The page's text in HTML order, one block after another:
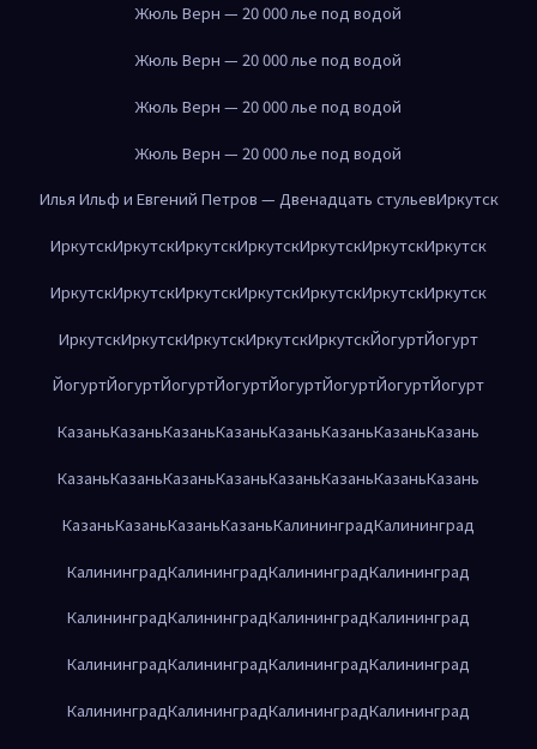
Жюль Верн — 20 000 лье под водой
Жюль Верн — 20 000 лье под водой
Жюль Верн — 20 000 лье под водой
Жюль Верн — 20 000 лье под водой
Илья Ильф и Евгений Петров — Двенадцать стульевИркутск
ИркутскИркутскИркутскИркутскИркутскИркутскИркутск
ИркутскИркутскИркутскИркутскИркутскИркутскИркутск
ИркутскИркутскИркутскИркутскИркутскЙогуртЙогурт
ЙогуртЙогуртЙогуртЙогуртЙогуртЙогуртЙогуртЙогурт
КазаньКазаньКазаньКазаньКазаньКазаньКазаньКазань
КазаньКазаньКазаньКазаньКазаньКазаньКазаньКазань
КазаньКазаньКазаньКазаньКалининградКалининград
КалининградКалининградКалининградКалининград
КалининградКалининградКалининградКалининград
КалининградКалининградКалининградКалининград
КалининградКалининградКалининградКалининград